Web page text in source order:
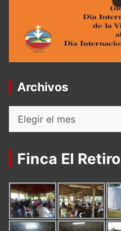
Archivos
Archivos
Finca El Retiro